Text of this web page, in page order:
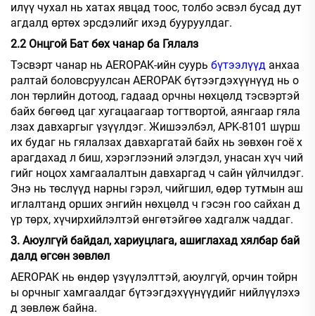
илүү чухал нь хатах явцад тоос, толбо эсвэл бусад дут
агдалд өртөх эрсдэлийг ихэд бууруулдаг.
2.2 Онцгой Бат бөх чанар ба Гялалз
Тэсвэрт чанар нь AEROPAK-ийн суурь бүтээлүүд анхаа
ралтай боловсруулсан AEROPAK бүтээгдэхүүнүүд нь о
лон төрлийн дотоод, гадаад орчны нөхцөлд тэсвэртэй
байх бөгөөд цаг хугацаагаар тогтвортой, аянгаар гяла
лзах давхаргыг үзүүлдэг. Жишээлбэл, APK-8101 шүрш
их будаг нь гялалзах давхаргатай байх нь зөвхөн гоё х
арагдахад л биш, хэрэглээний элэгдэл, унасан хүч чий
гийг ноцох хамгаалалтын давхаргад ч сайн үйлчилдэг.
Энэ нь төслүүд нарны гэрэл, чийгшил, өдөр тутмын аш
иглалтанд орших энгийн нөхцөлд ч гэсэн гоо сайхан д
үр төрх, хүчирхийлэлтэй өнгөтэйгөө хадгалж чаддаг.
3. Аюулгүй байдал, хариуцлага, ашиглахад хялбар бай
далд өгсөн зөвлөл
AEROPAK нь өндөр үзүүлэлттэй, аюулгүй, орчин тойрн
ы орчныг хамгаалдаг бүтээгдэхүүнүүдийг нийлүүлэхэ
д зөвлөж байна.